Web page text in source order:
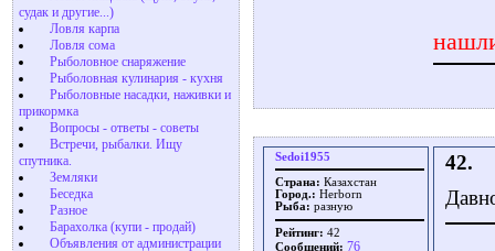
судак и другие...)
Ловля карпа
Ловля сома
Рыболовное снаряжение
Рыболовная кулинария - кухня
Рыболовные насадки, наживки и
прикормка
Вопросы - ответы - советы
Встречи, рыбалки. Ищу
спутника.
Земляки
Беседка
Разное
Барахолка (купи - продай)
Объявления от администрации
Sedoi1955
Страна: Казахстан
Город.: Herborn
Рыба: разную
Рейтинг: 42
Сообщений: 76
42.